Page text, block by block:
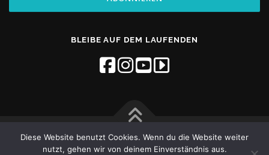
BLEIBE AUF DEM LAUFENDEN
Copyright © 2026 Flow Studios–OnePresstheme by
Diese Website benutzt Cookies. Wenn du die Website weiter
nutzt, gehen wir von deinem Einverständnis aus.